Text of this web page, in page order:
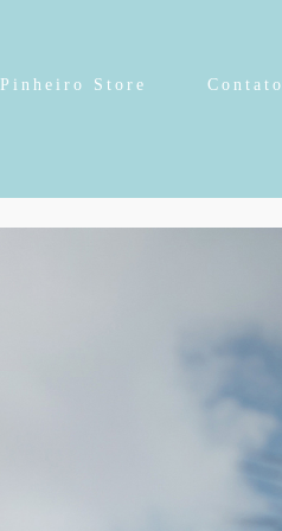
Pinheiro Store Contato